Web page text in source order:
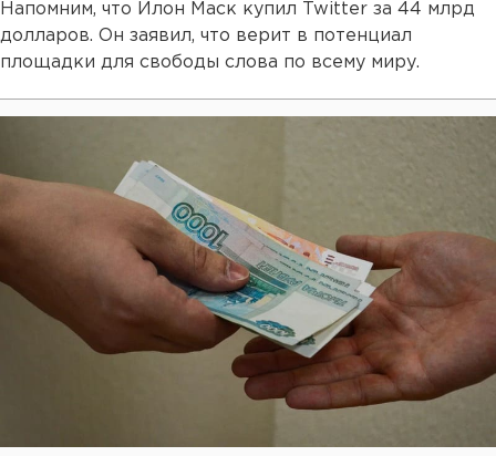
Напомним, что Илон Маск купил Twitter за 44 млрд
долларов. Он заявил, что верит в потенциал
площадки для свободы слова по всему миру.